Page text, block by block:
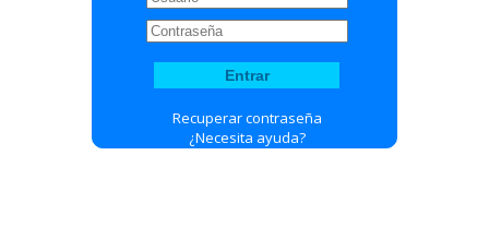
Recuperar contraseña
¿Necesita ayuda?